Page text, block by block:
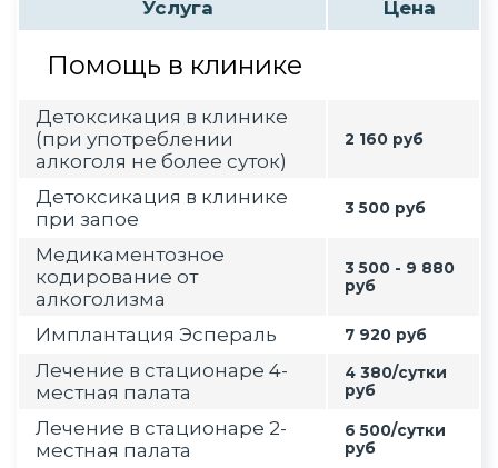
Услуга Цена
Помощь в клинике
Детоксикация в клинике
(при употреблении
алкоголя не более суток)
2 160 руб
Детоксикация в клинике
при запое
3 500 руб
Медикаментозное
кодирование от
алкоголизма
3 500 - 9 880
руб
Имплантация Эспераль 7 920 руб
Лечение в стационаре 4-
местная палата
4 380/сутки
руб
Лечение в стационаре 2-
местная палата
6 500/сутки
руб